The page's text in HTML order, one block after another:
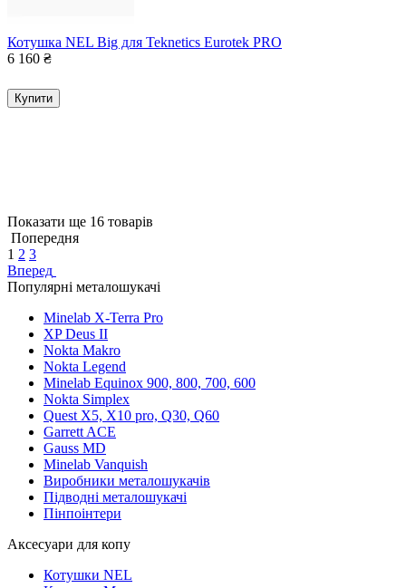
Котушка NEL Big для Teknetics Eurotek PRO
6 160 ₴
Купити
Показати ще 16 товарів
Попередня
1 2 3
Вперед
Популярні металошукачі
Minelab X-Terra Pro
XP Deus II
Nokta Makro
Nokta Legend
Minelab Equinox 900, 800, 700, 600
Nokta Simplex
Quest X5, X10 pro, Q30, Q60
Garrett ACE
Gauss MD
Minelab Vanquish
Виробники металошукачів
Підводні металошукачі
Пінпоінтери
Аксесуари для копу
Котушки NEL